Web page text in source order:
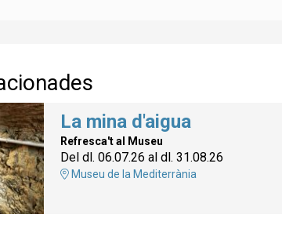
La mina d'aigua
Refresca't al Museu
Del dl. 06.07.26 al dl. 31.08.26
Museu de la Mediterrània